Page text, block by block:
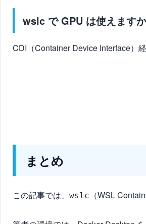
wslc で GPU は使えます
CDI（Container Device Interface）
まとめ
この記事では、 wslc （WSL